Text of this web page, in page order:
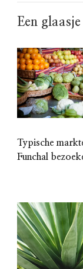
Een
Typische
Funchal